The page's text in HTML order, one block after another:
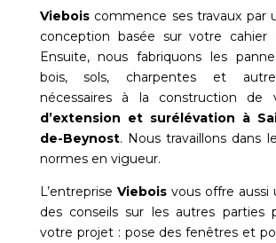
Vieboiscommence ses travaux par
conception basée sur votre cahier
Ensuite, nous fabriquons les
bois, sols, charpentes et
nécessaires à la construction de
d’extension et surélévation à
de-Beynost. Nous travaillons dans
normes en vigueur.
L’entreprise Vieboisvous offre aussi
des conseils sur les autres parties
votre projet : pose des fenêtres et